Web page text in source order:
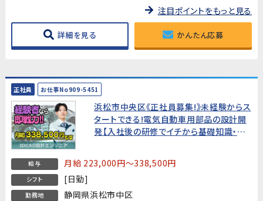
注目ポイントをもっと見る
詳細を見る かんたん応募
正社員 お仕事No909-5451
浜松市中央区《正社員募集!》未経験からス
タートできる!電気自動車用部品の設計開
発【入社後の研修でイチから基礎知識・技
ん経験者大歓迎
給与 月給 223,000円～338,500円
シフト [日勤]
勤務地 静岡県浜松市中区